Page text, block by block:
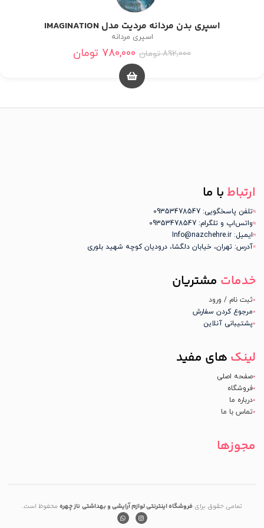
اسپری بدن مردانه مردیت مدل IMAGINATION
اسپری مردانه
892,000 تومان 780,000 تومان
ارتباط با ما
تلفن پاسخگویی: 09353478547
واتس‌اپ و تلگرام: 09353478547
ایمیل: Info@nazchehre.ir
آدرس: تهران، خیابان دلگشا، درودیان کوچه شهید بلوری
خدمات مشتریان
ثبت نام / ورود
مرجوع کردن سفارش
پشتیبانی آنلاین
لینک های مفید
صفحه اصلی
فروشگاه
درباره ما
تماس با ما
مجوزها
تمامی حقوق برای فروشگاه اینترنتی لوازم آرایشی و بهداشتی ناز چهرهمحفوظ است.